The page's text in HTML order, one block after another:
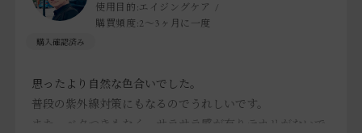
使用目的:エイジングケア
購買頻度:2～3ヶ月に一度
思ったより自然な色合いでした。
普段の紫外線対策にもなるのでうれしいです。
また、ベタつきもなく、サラサラ感が有りテカリがないで